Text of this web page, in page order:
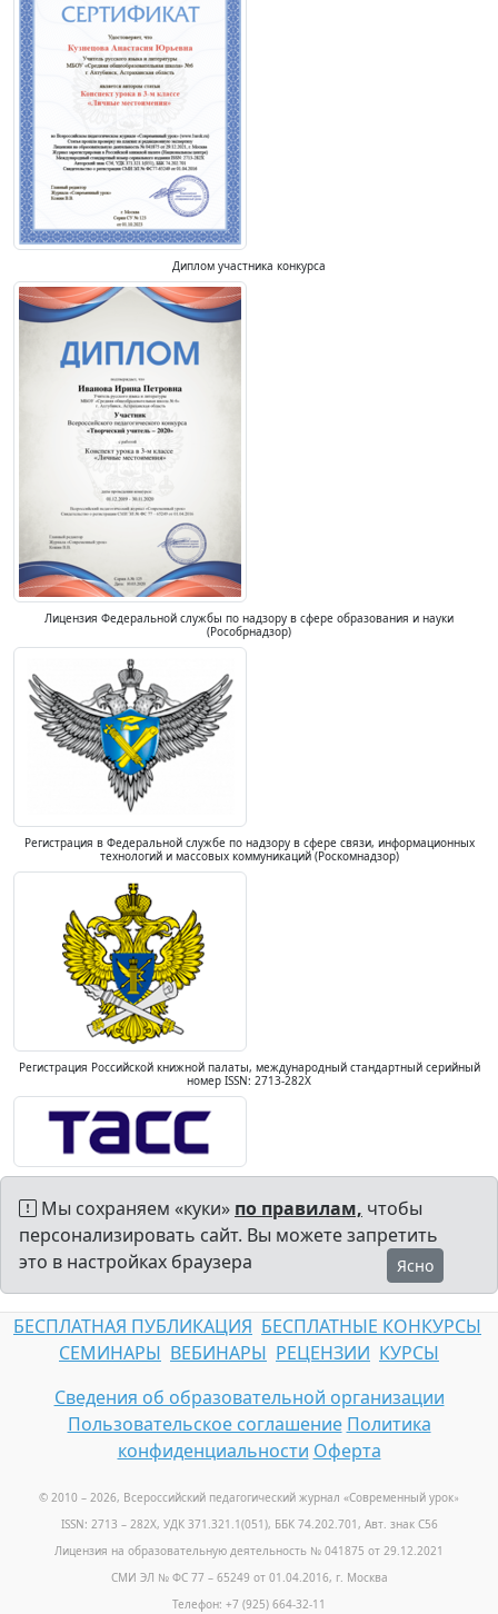
Диплом участника конкурса
Лицензия Федеральной службы по надзору в сфере образования и науки
(Рособрнадзор)
Регистрация в Федеральной службе по надзору в сфере связи, информационных
технологий и массовых коммуникаций (Роскомнадзор)
Регистрация Российской книжной палаты, международный стандартный серийный
номер ISSN: 2713-282X
Мы сохраняем «куки» по правилам, чтобы
персонализировать сайт. Вы можете запретить
это в настройках браузера
Ясно
БЕСПЛАТНАЯ ПУБЛИКАЦИЯ БЕСПЛАТНЫЕ КОНКУРСЫ
СЕМИНАРЫ ВЕБИНАРЫ РЕЦЕНЗИИ КУРСЫ
Сведения об образовательной организации
Пользовательское соглашение Политика
конфиденциальности Оферта
© 2010 – 2026, Всероссийский педагогический журнал «Современный урок»
ISSN: 2713 – 282X, УДК 371.321.1(051), ББК 74.202.701, Авт. знак С56
Лицензия на образовательную деятельность № 041875 от 29.12.2021
СМИ ЭЛ № ФС 77 – 65249 от 01.04.2016, г. Москва
Телефон: +7 (925) 664-32-11